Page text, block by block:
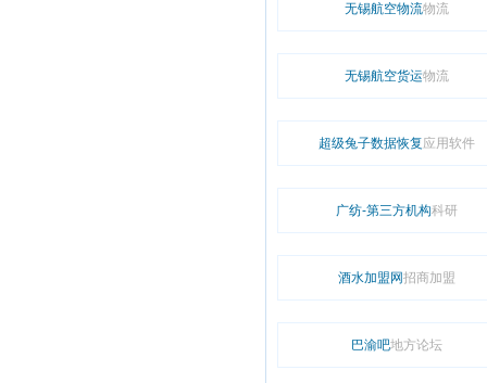
无锡航空物流物流
无锡航空货运物流
超级兔子数据恢复 应用软件
广纺-第三方机构科研
酒水加盟网招商加盟
巴渝吧地方论坛